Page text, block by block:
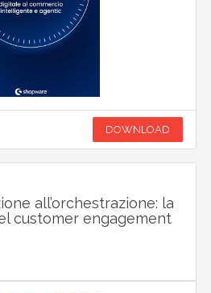
DOWNLOAD
all’orchestrazione: la
customer engagement